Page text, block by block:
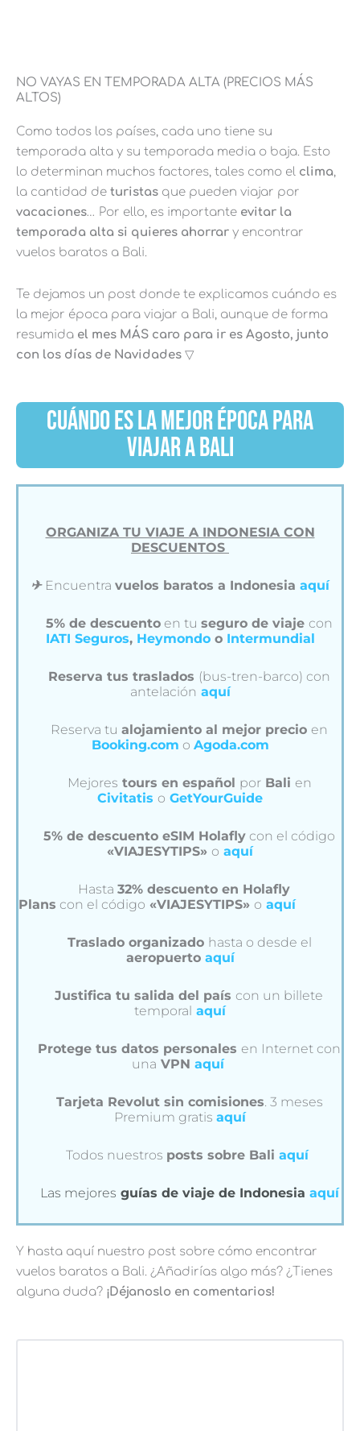
NO VAYAS EN TEMPORADA ALTA (PRECIOS MÁS
ALTOS)
Como todos los países, cada uno tiene su
temporada alta y su temporada media o baja. Esto
lo determinan muchos factores, tales como el clima,
la cantidad de turistas que pueden viajar por
vacaciones… Por ello, es importante evitar la
temporada alta si quieres ahorrar y encontrar
vuelos baratos a Bali.
Te dejamos un post donde te explicamos cuándo es
la mejor época para viajar a Bali, aunque de forma
resumida el mes MÁS caro para ir es Agosto, junto
con los días de Navidades ▽
CUÁNDO ES LA MEJOR ÉPOCA PARA
VIAJAR A BALI
ORGANIZA TU VIAJE A INDONESIA CON
DESCUENTOS
✈︎ Encuentra vuelos baratos a Indonesia aquí
5% de descuento en tuseguro de viaje con
IATI Seguros, Heymondoo Intermundial
Reserva tus traslados (bus-tren-barco) con
antelación aquí
Reserva tu alojamiento al mejor precio en
Booking.com o Agoda.com
Mejores tours en español porBali en
Civitatis o GetYourGuide
5% de descuento eSIM Holafly con el código
«VIAJESYTIPS» o aquí
Hasta32% descuento en Holafly
Plans con el código «VIAJESYTIPS» o aquí
Traslado organizado hasta o desde el
aeropuerto aquí
Justifica tu salida del país con un billete
temporal aquí
Protege tus datos personales en Internet con
una VPN aquí
Tarjeta Revolut sin comisiones . 3 meses
Premium gratis aquí
Todos nuestros posts sobre Baliaquí
Las mejores guías de viaje de Indonesia aquí
Y hasta aquí nuestro post sobre cómo encontrar
vuelos baratos a Bali. ¿Añadirías algo más? ¿Tienes
alguna duda? ¡Déjanoslo en comentarios!